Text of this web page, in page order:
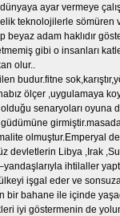
dünyaya ayar vermeye
teknolojilerle sömüren
adam haklıdır
gibi o insanları
olur..
budur.fitne
ölçer ,uygulamaya
senaryoları
olmuştur.Emperyal
devletlerin Libya ,Irak
ihtilaller
işgal eder ve
bir bahane ile içinde
iyi göstermenin de